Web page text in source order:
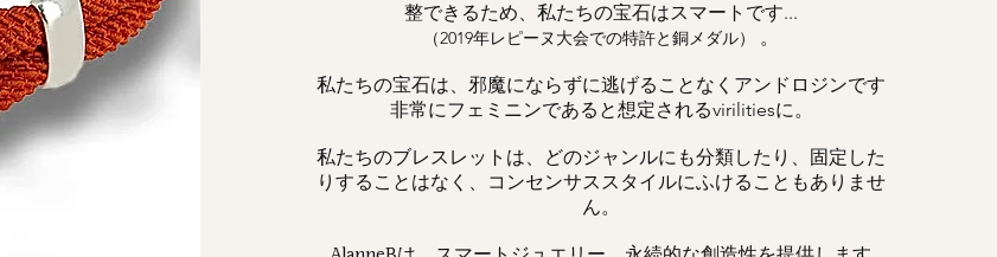
整できるため、私たちの宝石はスマートです...
（2019年レピーヌ大会での特許と銅メダル） 。
私たちの宝石は、邪魔にならずに逃げることなくアンドロジンです
非常にフェミニンであると想定されるvirilitiesに。
私たちのブレスレットは、どのジャンルにも分類したり、固定した
りすることはなく、コンセンサススタイルにふけることもありませ
ん。